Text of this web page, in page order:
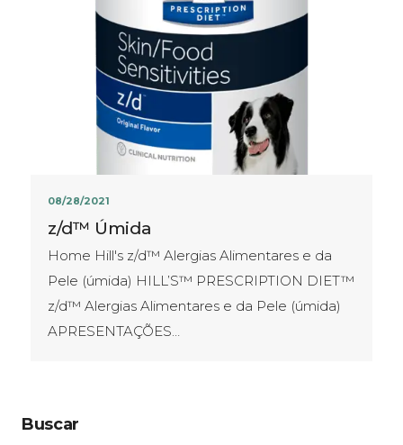
08/28/2021
z/d™ Úmida
Home Hill's z/d™ Alergias Alimentares e da
Pele (úmida) HILL’S™ PRESCRIPTION DIET™
z/d™ Alergias Alimentares e da Pele (úmida)
APRESENTAÇÕES​…
Buscar